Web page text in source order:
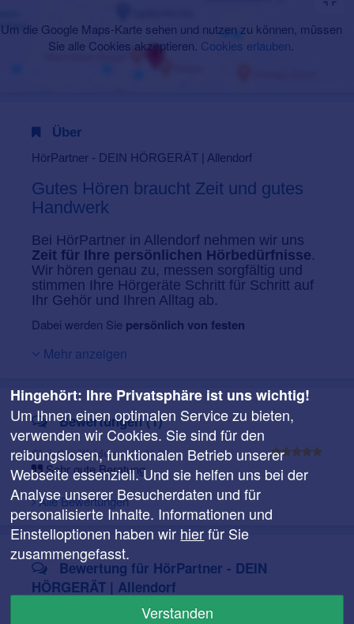
Um die Google Maps-Karte sehen und nutzen zu können, müssen
Sie alle Cookies akzeptieren. Cookies erlauben
Über
HörPartner - DEIN HÖRGERÄT | Allendorf
Gutes Hören braucht Zeit und gutes
Handwerk
Bei HörPartner in Allendorf nehmen wir uns
Zeit für Ihre persönlichen Hörbedürfnisse.
Wir hören genau zu, messen sorgfältig und
stimmen Ihre Hörgeräte Schritt für Schritt auf
Ihr Gehör und Ihren Alltag ab.
Dabei werden Sie persönlich von festen
Hörtest über die herstellerunabhängige Auswahl und das
langfristigen Nachbetreuung. Wir erklären verständlich,
vergleichen passende Lösungen und justieren nach, bis
Klang, Sitz und Bedienung zu Ihnen passen. Denn ein
Hörgerät ist erst dann gut, wenn es Sie im Alltag
wirklich unterstützt.
Auch nach der Anpassung bleiben wir für Sie da – mit
persönlicher Nachbetreuung, Service, Wartung und
Reparaturen. Darüber hinaus erhalten Sie bei uns
maßgefertigten Gehörschutz. Hausbesuche sind nach
Vereinbarung ebenfalls möglich.
Lernen Sie uns kennen und vereinbaren Sie Ihren
persönlichen Termin beiHörPartner in der Ringstraße
10 in Allendorf (Battenfeld).
Mehr anzeigen
Bewertungen (1)
Christine Weideam 17.06.26
Sehr gute Beratung
Alle Bewertungen
Bewertung für HörPartner - DEIN
HÖRGERÄT | Allendorf
Hingehört: Ihre Privatsphäre ist uns wichtig!
Um Ihnen einen optimalen Service zu bieten,
verwenden wir Cookies. Sie sind für den
reibungslosen, funktionalen Betrieb unserer
Webseite essenziell. Und sie helfen uns bei der
Analyse unserer Besucherdaten und für
personalisierte Inhalte. Informationen und
Einstelloptionen haben wir hierfür Sie
zusammengefasst.
Verstanden